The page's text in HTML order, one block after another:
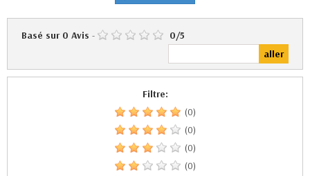
Basé sur 0 Avis - 0/5
Filtre:
(0)
(0)
(0)
(0)